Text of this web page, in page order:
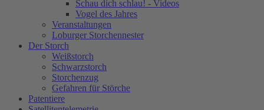
Schau dich schlau! - Videos
Vogel des Jahres
Veranstaltungen
Loburger Storchennester
Der Storch
Weißstorch
Schwarzstorch
Storchenzug
Gefahren für Störche
Patentiere